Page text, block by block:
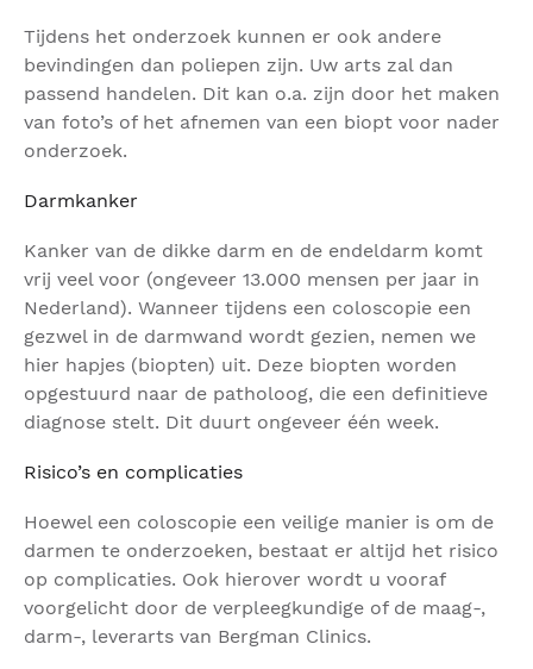
Tijdens het onderzoek kunnen er ook andere
bevindingen dan poliepen zijn. Uw arts zal dan
passend handelen. Dit kan o.a. zijn door het maken
van foto’s of het afnemen van een biopt voor nader
onderzoek.
Darmkanker
Kanker van de dikke darm en de endeldarm komt
vrij veel voor (ongeveer 13.000 mensen per jaar in
Nederland). Wanneer tijdens een coloscopie een
gezwel in de darmwand wordt gezien, nemen we
hier hapjes (biopten) uit. Deze biopten worden
opgestuurd naar de patholoog, die een definitieve
diagnose stelt. Dit duurt ongeveer één week.
Risico’s en complicaties
Hoewel een coloscopie een veilige manier is om de
darmen te onderzoeken, bestaat er altijd het risico
op complicaties. Ook hierover wordt u vooraf
voorgelicht door de verpleegkundige of de maag-,
darm-, leverarts van Bergman Clinics.